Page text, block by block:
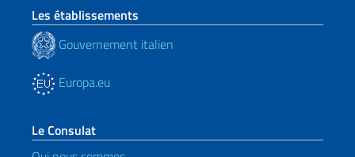
Les établissements
Gouvernement italien
Europa.eu
Le Consulat